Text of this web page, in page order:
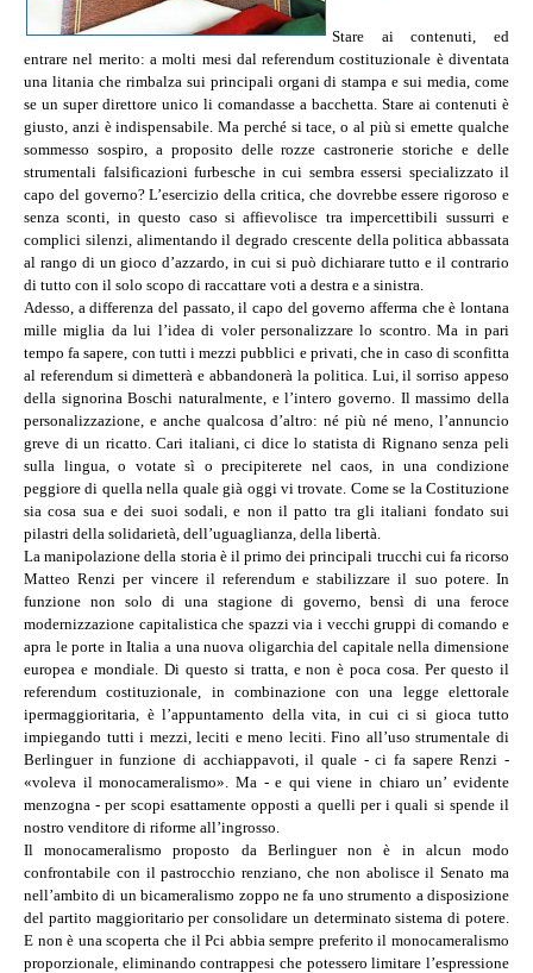
Stare ai contenuti, ed
entrare nel merito: a molti mesi dal referendum costituzionale è diventata
una litania che rimbalza sui principali organi di stampa e sui media, come
se un super direttore unico li comandasse a bacchetta. Stare ai contenuti è
giusto, anzi è indispensabile. Ma perché si tace, o al più si emette qualche
sommesso sospiro, a proposito delle rozze castronerie storiche e delle
strumentali falsificazioni furbesche in cui sembra essersi specializzato il
capo del governo? L’esercizio della critica, che dovrebbe essere rigoroso e
senza sconti, in questo caso si affievolisce tra impercettibili sussurri e
complici silenzi, alimentando il degrado crescente della politica abbassata
al rango di un gioco d’azzardo, in cui si può dichiarare tutto e il contrario
di tutto con il solo scopo di raccattare voti a destra e a sinistra.
Adesso, a differenza del passato, il capo del governo afferma che è lontana
mille miglia da lui l’idea di voler personalizzare lo scontro. Ma in pari
tempo fa sapere, con tutti i mezzi pubblici e privati, che in caso di sconfitta
al referendum si dimetterà e abbandonerà la politica. Lui, il sorriso appeso
della signorina Boschi naturalmente, e l’intero governo. Il massimo della
personalizzazione, e anche qualcosa d’altro: né più né meno, l’annuncio
greve di un ricatto. Cari italiani, ci dice lo statista di Rignano senza peli
sulla lingua, o votate sì o precipiterete nel caos, in una condizione
peggiore di quella nella quale già oggi vi trovate. Come se la Costituzione
sia cosa sua e dei suoi sodali, e non il patto tra gli italiani fondato sui
pilastri della solidarietà, dell’uguaglianza, della libertà.
La manipolazione della storia è il primo dei principali trucchi cui fa ricorso
Matteo Renzi per vincere il referendum e stabilizzare il suo potere. In
funzione non solo di una stagione di governo, bensì di una feroce
modernizzazione capitalistica che spazzi via i vecchi gruppi di comando e
apra le porte in Italia a una nuova oligarchia del capitale nella dimensione
europea e mondiale. Di questo si tratta, e non è poca cosa. Per questo il
referendum costituzionale, in combinazione con una legge elettorale
ipermaggioritaria, è l’appuntamento della vita, in cui ci si gioca tutto
impiegando tutti i mezzi, leciti e meno leciti. Fino all’uso strumentale di
Berlinguer in funzione di acchiappavoti, il quale - ci fa sapere Renzi -
«voleva il monocameralismo». Ma - e qui viene in chiaro un’ evidente
menzogna - per scopi esattamente opposti a quelli per i quali si spende il
nostro venditore di riforme all’ingrosso.
Il monocameralismo proposto da Berlinguer non è in alcun modo
confrontabile con il pastrocchio renziano, che non abolisce il Senato ma
nell’ambito di un bicameralismo zoppo ne fa uno strumento a disposizione
del partito maggioritario per consolidare un determinato sistema di potere.
E non è una scoperta che il Pci abbia sempre preferito il monocameralismo
proporzionale, eliminando contrappesi che potessero limitare l’espressione